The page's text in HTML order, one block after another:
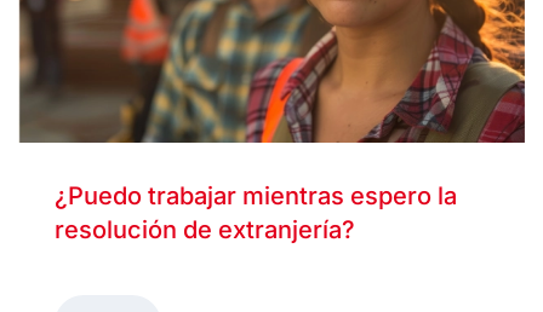
¿Puedo trabajar mientras espero la
resolución de extranjería?